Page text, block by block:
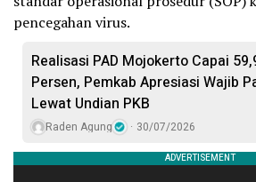
pencegahan virus.
Realisasi PAD Mojokerto Capai
Persen, Pemkab Apresiasi Wajib
Lewat Undian PKB
Raden Agung 30/07/2026